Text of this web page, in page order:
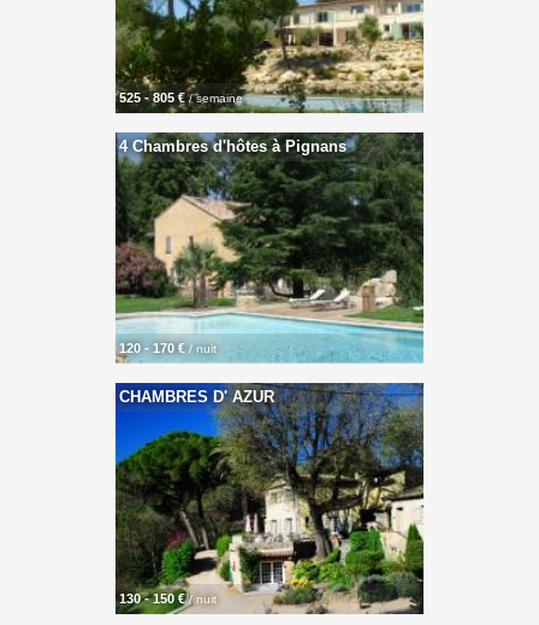
525 - 805 €/ semaine
4 Chambres d'hôtes à Pignans
120 - 170 € / nuit
CHAMBRES D' AZUR
130 - 150 €/ nuit